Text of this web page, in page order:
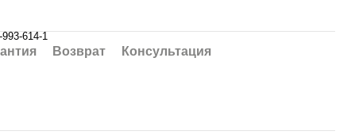
614-1
Возврат Консультация